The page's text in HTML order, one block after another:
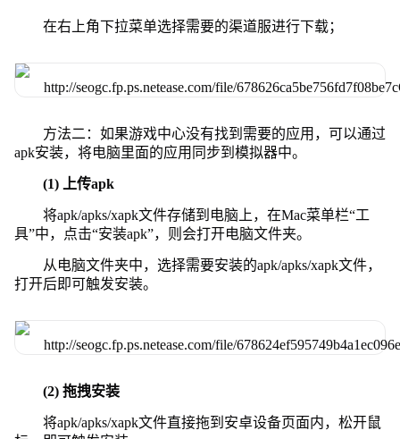
在右上角下拉菜单选择需要的渠道服进行下载；
方法二：如果游戏中心没有找到需要的应用，可以通过
apk安装，将电脑里面的应用同步到模拟器中。
(1) 上传apk
将apk/apks/xapk文件存储到电脑上，在Mac菜单栏“工
具”中，点击“安装apk”，则会打开电脑文件夹。
从电脑文件夹中，选择需要安装的apk/apks/xapk文件，
打开后即可触发安装。
(2) 拖拽安装
将apk/apks/xapk文件直接拖到安卓设备页面内，松开鼠